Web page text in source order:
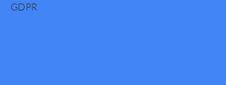
GDPR